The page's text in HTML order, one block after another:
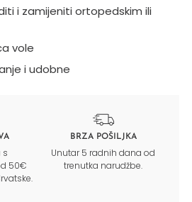
i zamijeniti ortopedskim ili
vole
i udobne
s
50€
BRZA POŠILJKA
Unutar 5 radnih dana od
trenutka narudžbe.